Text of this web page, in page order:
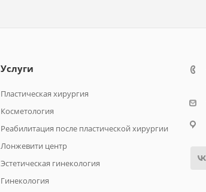
Услуги
Пластическая хирургия
Косметология
Реабилитация после пластической хирургии
Лонжевити центр
Эстетическая гинекология
Гинекология